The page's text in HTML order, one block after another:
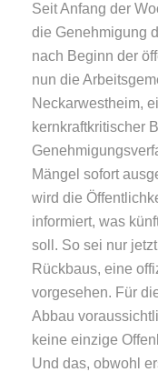
Seit Anfang der
die Genehmigung
nach Beginn der
nun die
Neckarwestheim,
kernkraftkritischer
Mängel sofort
wird die
informiert, was
soll. So sei nur
Rückbaus, eine
vorgesehen. Für
Abbau
keine einzige
Und das, obwohl